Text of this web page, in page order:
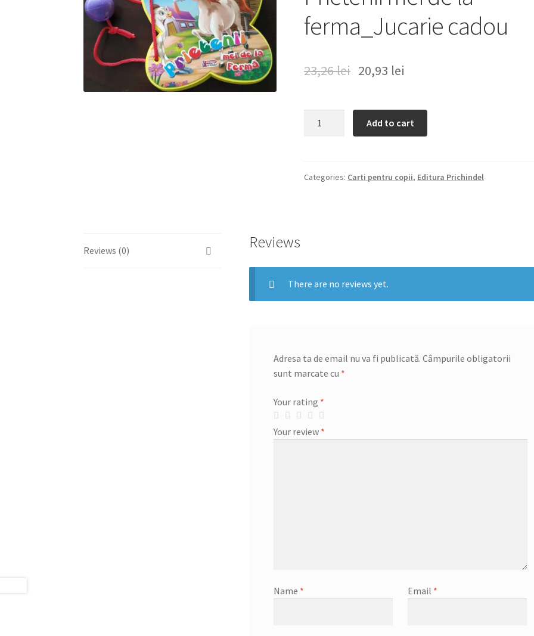
ferma_Jucarie cadou
23,26lei 20,93 lei
ferma_Jucarie
Add to cart
Categories: Carti pentru copii, Editura Prichindel
Reviews (0) Reviews
There are no reviews yet.
Adresa ta de email nu va fi publicată. Câmpurile obligatorii
sunt marcate cu *
Your rating *
Your review *
Name * Email *